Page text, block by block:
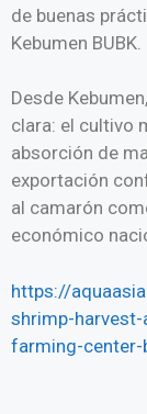
de buenas
Kebumen BUBK.
Desde
clara: el cultivo
absorción de
exportación
al camarón
económico
https://
shrimp-
farming-